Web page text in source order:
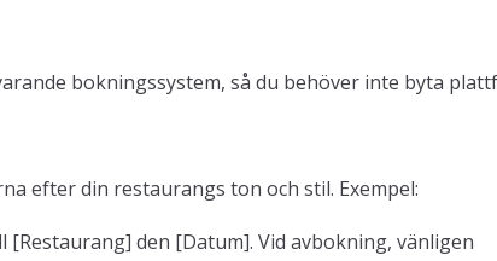
bokningssystem, så du behöver inte byta
efter din restaurangs ton och stil. Exempel:
den [Datum]. Vid avbokning, vänligen